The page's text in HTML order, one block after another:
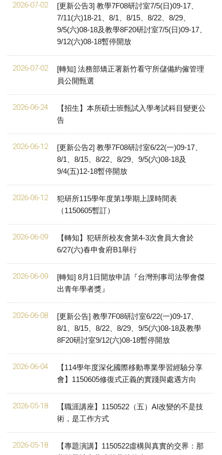
2026-07-02
[更新公告3] 教學7F08研討室7/5(日)09-17、
7/11(六)18-21、8/1、8/15、8/22、8/29、
9/5(六)08-18及教學8F20研討室7/5(日)09-17、
9/12(六)08-18暫停開放
2026-07-02
[轉知] 法務部矯正署新竹看守所儲備約僱管理
員公開甄選
2026-06-24
【招生】本所碩士班甄試入學考試科目變更公
告
2026-06-12
[更新公告2] 教學7F08研討室6/22(一)09-17、
8/1、8/15、8/22、8/29、9/5(六)08-18及
9/4(五)12-18暫停開放
2026-06-12
犯研所115學年度第1學期上課時間表
（1150605暫訂）
2026-06-09
【轉知】犯研所校友會第4-3次會員大會於
6/27(六)春申食府B1舉行
2026-06-09
[轉知] 8月1日開放申請『台灣刑事司法學會傑
出青年學者獎』
2026-06-08
[更新公告] 教學7F08研討室6/22(一)09-17、
8/1、8/15、8/22、8/29、9/5(六)08-18及教學
8F20研討室9/12(六)08-18暫停開放
2026-06-04
【114學年度深化國際移動專業學習經驗分享
會】1150605修復式正義的實踐與處遇方向
2026-05-18
【職涯講座】1150522（五）AI改變的不是技
術，是工作方式
2026-05-18
【專題演講】1150522虛構與真實的交界：那